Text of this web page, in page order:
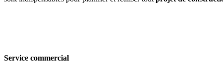
Service commercial